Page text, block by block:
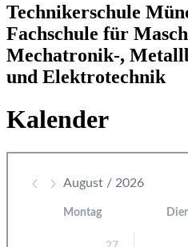
Technikerschule
Fachschule für
Mechatronik-,
und Elektrotechnik
Kalender